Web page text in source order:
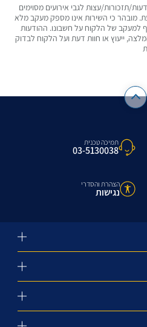
תזכורות/עצות לגבי אירועים מסוימים
מובהר כי השירות אינו מספק מעקב מלא
למעקב של הלקוח על חשבונו. ההודעות
ייעוץ או חוות דעת ועל הלקוח לבדוק
תמיכה טכנית
03-5130038
הצהרת והסדרי
נגישות